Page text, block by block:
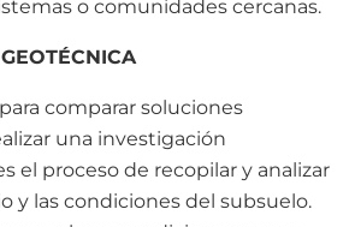
o comunidades cercanas.
comparar soluciones
una investigación
el proceso de recopilar y analizar
y las condiciones del subsuelo.